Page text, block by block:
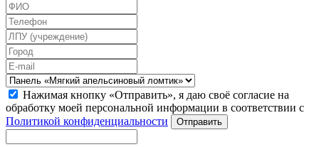
Нажимая кнопку «Отправить», я даю своё согласие на
обработку моей персональной информации в соответствии с
Политикой конфиденциальности
Отправить